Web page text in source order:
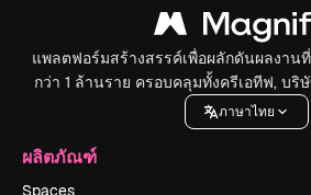
แพลตฟอร์มสร้างสรรค์เพื่อผลักดันผลงา
กว่า 1 ล้านราย ครอบคลุมทั้งครีเอทีฟ, บริ
ภาษาไทย
ผลิตภัณฑ์
Spaces